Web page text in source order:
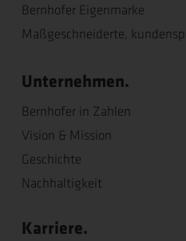
Bernhofer Eigenmarke
Maßgeschneiderte,
Unternehmen.
Bernhofer in Zahlen
Vision & Mission
Geschichte
Nachhaltigkeit
Karriere.